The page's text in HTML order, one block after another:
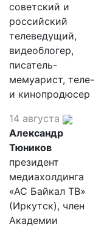
советский и
российский
телеведущий,
видеоблогер,
писатель-
мемуарист, теле-
и кинопродюсер
14 августа
Александр
Тюников
президент
медиахолдинга
«АС Байкал ТВ»
(Иркутск), член
Академии